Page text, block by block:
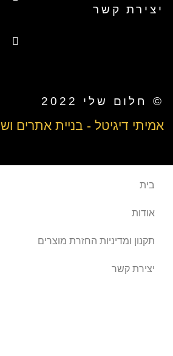
- בניית אתרים ושיווק באינטרנט
החזרת מוצרים